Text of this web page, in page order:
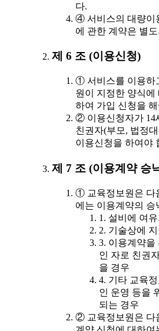
다.
④ 서비스의 대량이
에 관한 계약은 별
제 6 조 (이용신청)
① 서비스를 이용하
원이 지정한 양식에
하여 가입 신청을
② 이용신청자가 14
친권자(부모, 법정
이용신청을 하여야
제 7 조 (이용계약 승
① 교육정보원은 다
에는 이용계약의 승
1. 설비에 여
2. 기술상에
3. 이용계약을
인 자로 친권
을 경우
4. 기타 교육
인 운영 등을
되는 경우
② 교육정보원은 다